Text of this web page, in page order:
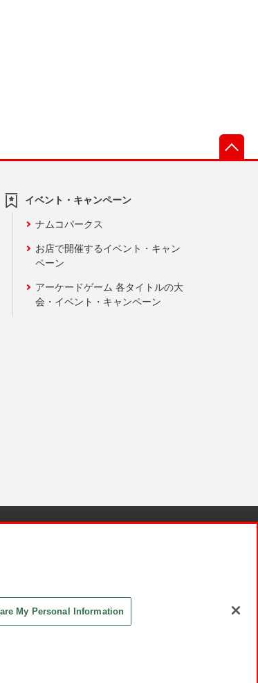
イベント・キャンペーン
ナムコパークス
お店で開催するイベント・キャン
ペーン
アーケードゲーム 各タイトルの大
会・イベント・キャンペーン
My Personal Information